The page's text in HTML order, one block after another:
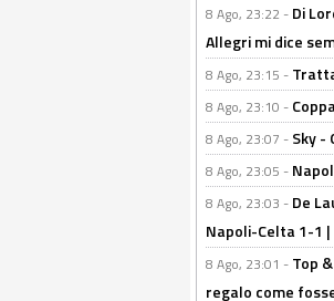
8 Ago, 23:22 - Di
Allegri mi dice
8 Ago, 23:15 -
8 Ago, 23:10 -
8 Ago, 23:07 - Sky -
8 Ago, 23:05 -
8 Ago, 23:03 - De
Napoli-Celta 1-1 |
8 Ago, 23:01 - Top
regalo come